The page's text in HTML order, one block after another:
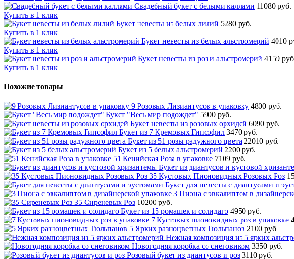
Свадебный букет с белыми каллами 11080 руб.
Купить в 1 клик
Букет невесты из белых лилий 5280 руб.
Купить в 1 клик
Букет невесты из белых альстромерий 4010
Купить в 1 клик
Букет невесты из роз и альстромерий 4159
Купить в 1 клик
Похожие товары
9 Розовых Лизиантусов в упаковку 4800 руб.
Букет "Весь мир подождет" 5900 руб.
Букет невесты из розовых орхидей 6090 руб.
Букет из 7 Кремовых Гипсофил 3470 руб.
Букет из 51 розы радужного цвета 22010 руб.
Букет из 5 белых альстромерий 2200 руб.
51 Кенийская Роза в упаковке 7109 руб.
Букет из диантусов и кустовой
35 Кустовых Пионовидных Розовых Роз
Букет для невесты с диантусами и
3 Пиона с эвкалиптом в
35 Сиреневых Роз 10200 руб.
Букет из 15 ромашек и солидаго 4950 руб.
7 Кустовых пионовидных роз в упаковке
5 Ярких разноцветных Тюльпанов 2100 руб.
Нежная композиция из 5 ярких
Новогодняя коробка со снеговиком 3350 руб.
Розовый букет из диантусов и роз 3110 руб.